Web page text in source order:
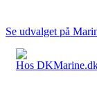
Se udvalget på
Hos